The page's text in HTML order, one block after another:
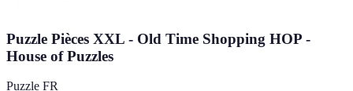
Puzzle Pièces XXL - Old Time Shopping HOP -
House of Puzzles
Puzzle FR